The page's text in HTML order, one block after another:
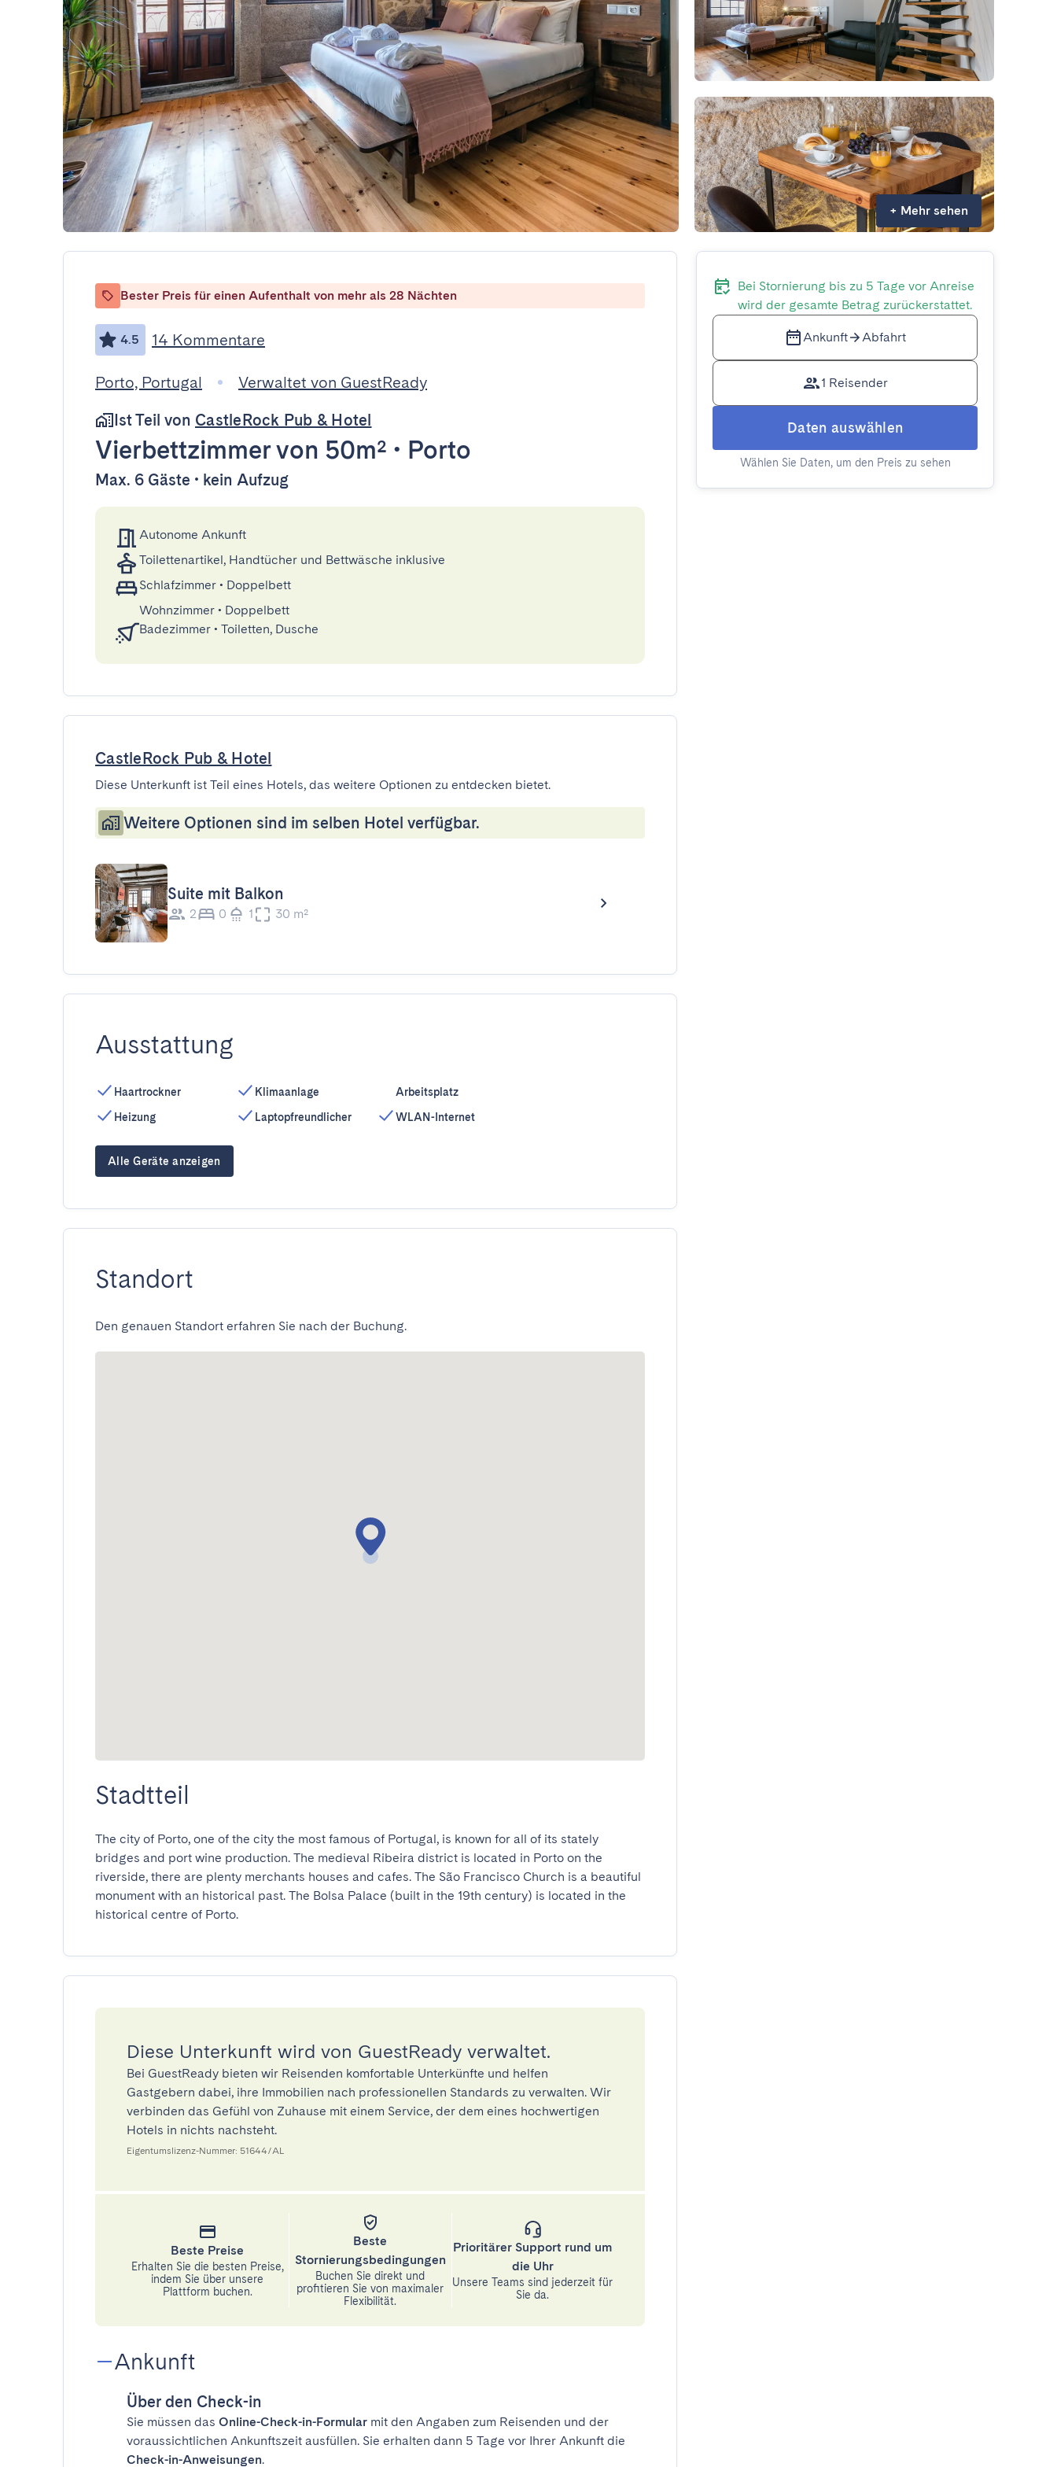
+ Mehr sehen
Bester Preis für einen Aufenthalt von mehr als 28 Nächten
4.5 14 Kommentare
Porto, Portugal
Verwaltet von GuestReady
Ist Teil von CastleRock Pub & Hotel
Vierbettzimmervon 50m² • Porto
Max. 6 Gäste • kein Aufzug
Autonome Ankunft
Toilettenartikel, Handtücher und Bettwäsche inklusive
Schlafzimmer • Doppelbett
Wohnzimmer • Doppelbett
Badezimmer • Toiletten, Dusche
CastleRock Pub & Hotel
Diese Unterkunft ist Teil eines Hotels, das weitere Optionen zu entdecken bietet.
Weitere Optionen sind im selben Hotel verfügbar.
Suite mit Balkon
2 0 1 30 m²
Ausstattung
Haartrockner
Heizung
Klimaanlage
Laptopfreundlicher
Arbeitsplatz
WLAN-Internet
Alle Geräte anzeigen
Standort
Den genauen Standort erfahren Sie nach der Buchung.
Stadtteil
The city of Porto, one of the city the most famous of Portugal, is known for all of its stately
bridges and port wine production. The medieval Ribeira district is located in Porto on the
riverside, there are plenty merchants houses and cafes. The São Francisco Church is a beautiful
monument with an historical past. The Bolsa Palace (built in the 19th century) is located in the
historical centre of Porto.
Diese Unterkunft wird von GuestReady verwaltet.
Bei GuestReady bieten wir Reisenden komfortable Unterkünfte und helfen
Gastgebern dabei, ihre Immobilien nach professionellen Standards zu verwalten. Wir
verbinden das Gefühl von Zuhause mit einem Service, der dem eines hochwertigen
Hotels in nichts nachsteht.
Eigentumslizenz-Nummer: 51644/AL
Beste Preise
Erhalten Sie die besten Preise,
indem Sie über unsere
Plattform buchen.
Beste
Stornierungsbedingungen
Buchen Sie direkt und
profitieren Sie von maximaler
Flexibilität.
Prioritärer Support rund um
die Uhr
Unsere Teams sind jederzeit für
Sie da.
Ankunft
Über den Check-in
Sie müssen das Online-Check-in-Formular mit den Angaben zum Reisenden und der
voraussichtlichen Ankunftszeit ausfüllen. Sie erhalten dann 5 Tage vor Ihrer Ankunft die
Check-in-Anweisungen.
Bei Stornierung bis zu 5 Tage vor Anreise
wird der gesamte Betrag zurückerstattet.
Ankunft Abfahrt
1 Reisender
Daten auswählen
Wählen Sie Daten, um den Preis zu sehen